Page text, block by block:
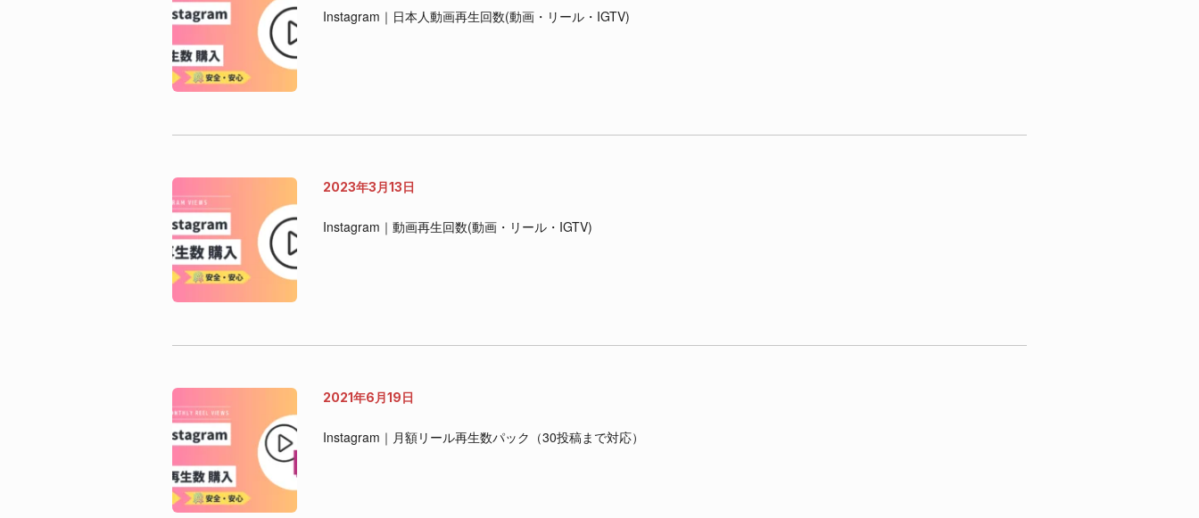
Instagram｜日本人動画再生回数(動画・リール・IGTV)
2023年3月13日
Instagram｜動画再生回数(動画・リール・IGTV)
2021年6月19日
Instagram｜月額リール再生数パック（30投稿まで対応）